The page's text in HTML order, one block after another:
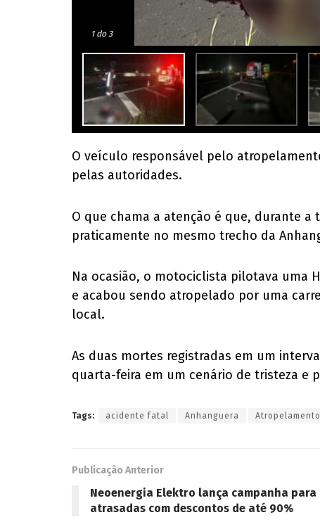
1do 3
O veículo responsável pelo
pelas autoridades.
O que chama a atenção é que, durante
praticamente no mesmo trecho da
Na ocasião, o motociclista pilotava uma
e acabou sendo atropelado por uma
local.
As duas mortes registradas em um
quarta-feira em um cenário de tristeza e
Tags: acidente fatal Anhanguera Atropelamento
Publicação Anterior
Neoenergia Elektro lança campanha
atrasadas com descontos de até 90%